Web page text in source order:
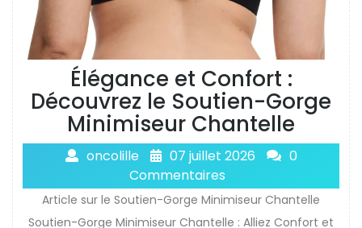
Élégance et Confort :
Découvrez le Soutien-Gorge
Minimiseur Chantelle
oncolille 07 juillet 2026
0
Commentaires
Article sur le Soutien-Gorge Minimiseur Chantelle
Soutien-Gorge Minimiseur Chantelle : Alliez Confort et